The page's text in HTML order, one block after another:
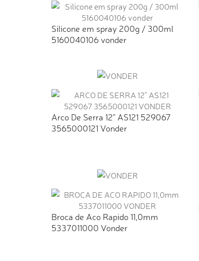
Silicone em spray 200g / 300ml
5160040106 vonder
Arco De Serra 12" AS121 529067
3565000121 Vonder
Broca de Aco Rapido 11,0mm
5337011000 Vonder